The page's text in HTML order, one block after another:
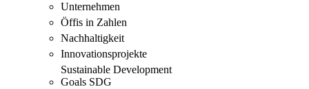
Unternehmen
Öffis in Zahlen
Nachhaltigkeit
Innovations­projekte
Sustainable Development
Goals SDG